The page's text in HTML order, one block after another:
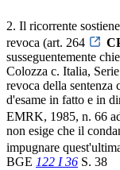
2. Il ricorrente
revoca (art. 264
susseguentemente
Colozza c. Italia,
revoca della
d'esame in fatto e in
EMRK, 1985, n. 66
non esige che il
impugnare
BGE 122 I 36 S. 38